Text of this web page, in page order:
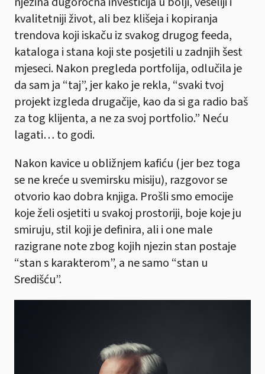
kvalitetniji život, ali bez klišeja i kopiranja
trendova koji iskaču iz svakog drugog feeda,
kataloga i stana koji ste posjetili u zadnjih šest
mjeseci. Nakon pregleda portfolija, odlučila je
da sam ja “taj”, jer kako je rekla, “svaki tvoj
projekt izgleda drugačije, kao da si ga radio baš
za tog klijenta, a ne za svoj portfolio.” Neću
lagati… to godi.
Nakon kavice u obližnjem kafiću (jer bez toga
se ne kreće u svemirsku misiju), razgovor se
otvorio kao dobra knjiga. Prošli smo emocije
koje želi osjetiti u svakoj prostoriji, boje koje ju
smiruju, stil koji je definira, ali i one male
razigrane note zbog kojih njezin stan postaje
“stan s karakterom”, a ne samo “stan u
Središću”.